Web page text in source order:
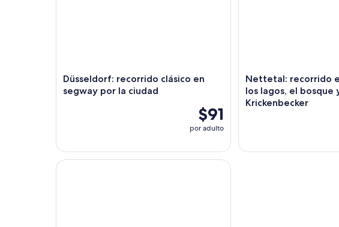
Düsseldorf: recorrido clásico en
segway por la ciudad
$91
por adulto
Nettetal: recorrido
los lagos, el bosque
Krickenbecker
Whodunnit: paseo interactivo por la ciudad de Düsseldorf